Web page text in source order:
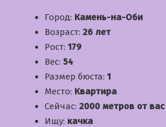
Город: Камень-на-Оби
Возраст: 26 лет
Рост: 179
Вес: 54
Размер бюста: 1
Место: Квартира
Сейчас: 2000 метров от вас
Ищу: качка